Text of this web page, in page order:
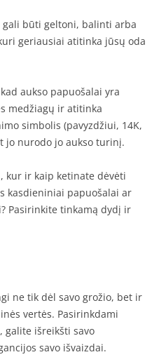
gali būti geltoni, balinti arba
geriausiai atitinka jūsų oda
aukso papuošalai yra
medžiagų ir atitinka
simbolis (pavyzdžiui, 14K,
jo nurodo jo aukso turinį.
kur ir kaip ketinate dėvėti
kasdieniniai papuošalai ar
Pasirinkite tinkamą dydį ir
ne tik dėl savo grožio, bet ir
vertės. Pasirinkdami
galite išreikšti savo
savo išvaizdai.